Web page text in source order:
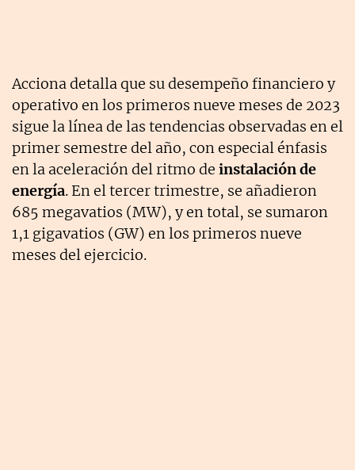
Acciona detalla que su desempeño financiero y
operativo en los primeros nueve meses de 2023
sigue la línea de las tendencias observadas en el
primer semestre del año, con especial énfasis
en la aceleración del ritmo de instalación de
energía. En el tercer trimestre, se añadieron
685 megavatios (MW), y en total, se sumaron
1,1 gigavatios (GW) en los primeros nueve
meses del ejercicio.